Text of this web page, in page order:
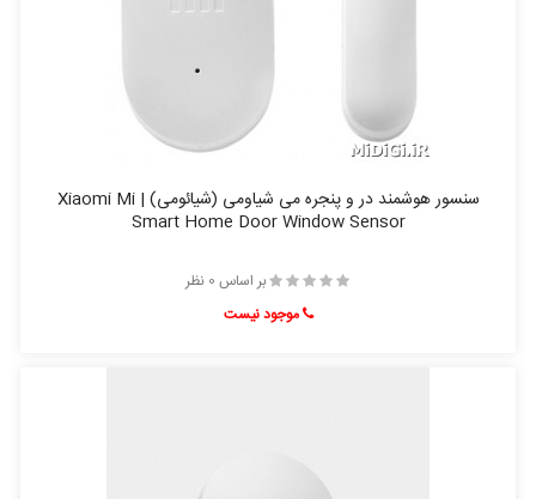
سنسور هوشمند در و پنجره می شیاومی (شیائومی) | Xiaomi Mi
Smart Home Door Window Sensor
بر اساس 0 نظر
موجود نیست